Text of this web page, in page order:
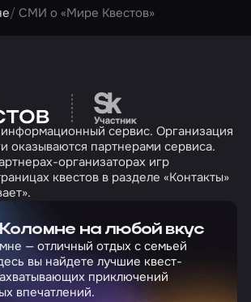
СМИ о «Мире Квестов»
Перейти на сайт
сервис. Организация
оказываются партнерами сервиса.
организаторах игр
квестов в разделе «Контакты»
на любой вкус
— отличный отдых с семьей
вы найдете лучшие квест-
приключений
впечатлений.